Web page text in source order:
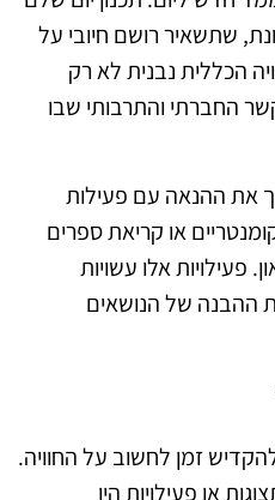
שתשאיר רושם חיובי על
הכללית נבנית לא רק
החברתי והתרבותי שבו
את ההנאה עם פעילות
או קריאת ספרים
פעילויות אלו עשויות
ההבנה של הנושאים
זמן לחשוב על החוויה.
או פעילויות היו